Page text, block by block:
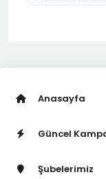
Anasayfa
Güncel
Şubelerimiz